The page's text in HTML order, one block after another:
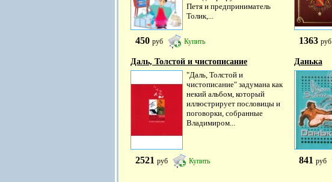
Петя и предприниматель
Толик,...
450 руб Купить 1363 руб
Даль, Толстой и чистописание
"Даль, Толстой и
чистописание" задумана как
некий альбом, который
иллюстрирует пословицы и
поговорки, собранные
Владимиром...
2521 руб Купить
Данька
841 руб